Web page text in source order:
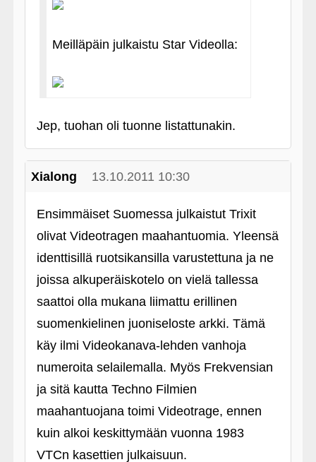
Meilläpäin julkaistu Star Videolla:
Jep, tuohan oli tuonne listattunakin.
Xialong 13.10.2011 10:30
Ensimmäiset Suomessa julkaistut Trixit
olivat Videotragen maahantuomia. Yleensä
identtisillä ruotsikansilla varustettuna ja ne
joissa alkuperäiskotelo on vielä tallessa
saattoi olla mukana liimattu erillinen
suomenkielinen juoniseloste arkki. Tämä
käy ilmi Videokanava-lehden vanhoja
numeroita selailemalla. Myös Frekvensian
ja sitä kautta Techno Filmien
maahantuojana toimi Videotrage, ennen
kuin alkoi keskittymään vuonna 1983
VTCn kasettien julkaisuun.